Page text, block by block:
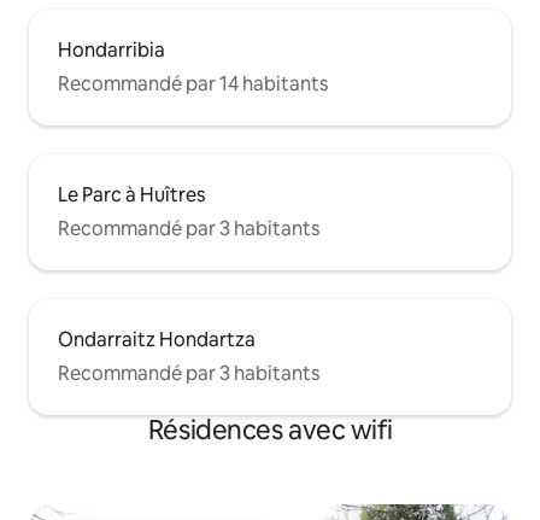
Hondarribia
Recommandé par 14 habitants
Le Parc à Huîtres
Recommandé par 3 habitants
Ondarraitz Hondartza
Recommandé par 3 habitants
Résidences avec wifi